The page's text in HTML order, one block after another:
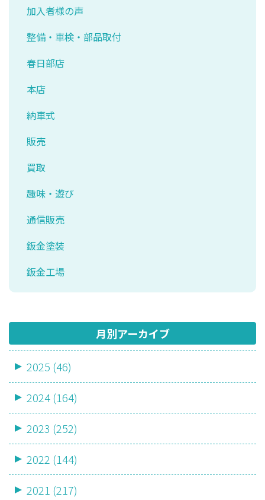
加入者様の声
整備・車検・部品取付
春日部店
本店
納車式
販売
買取
趣味・遊び
通信販売
鈑金塗装
鈑金工場
月別アーカイブ
2025 (46)
2024 (164)
2023 (252)
2022 (144)
2021 (217)